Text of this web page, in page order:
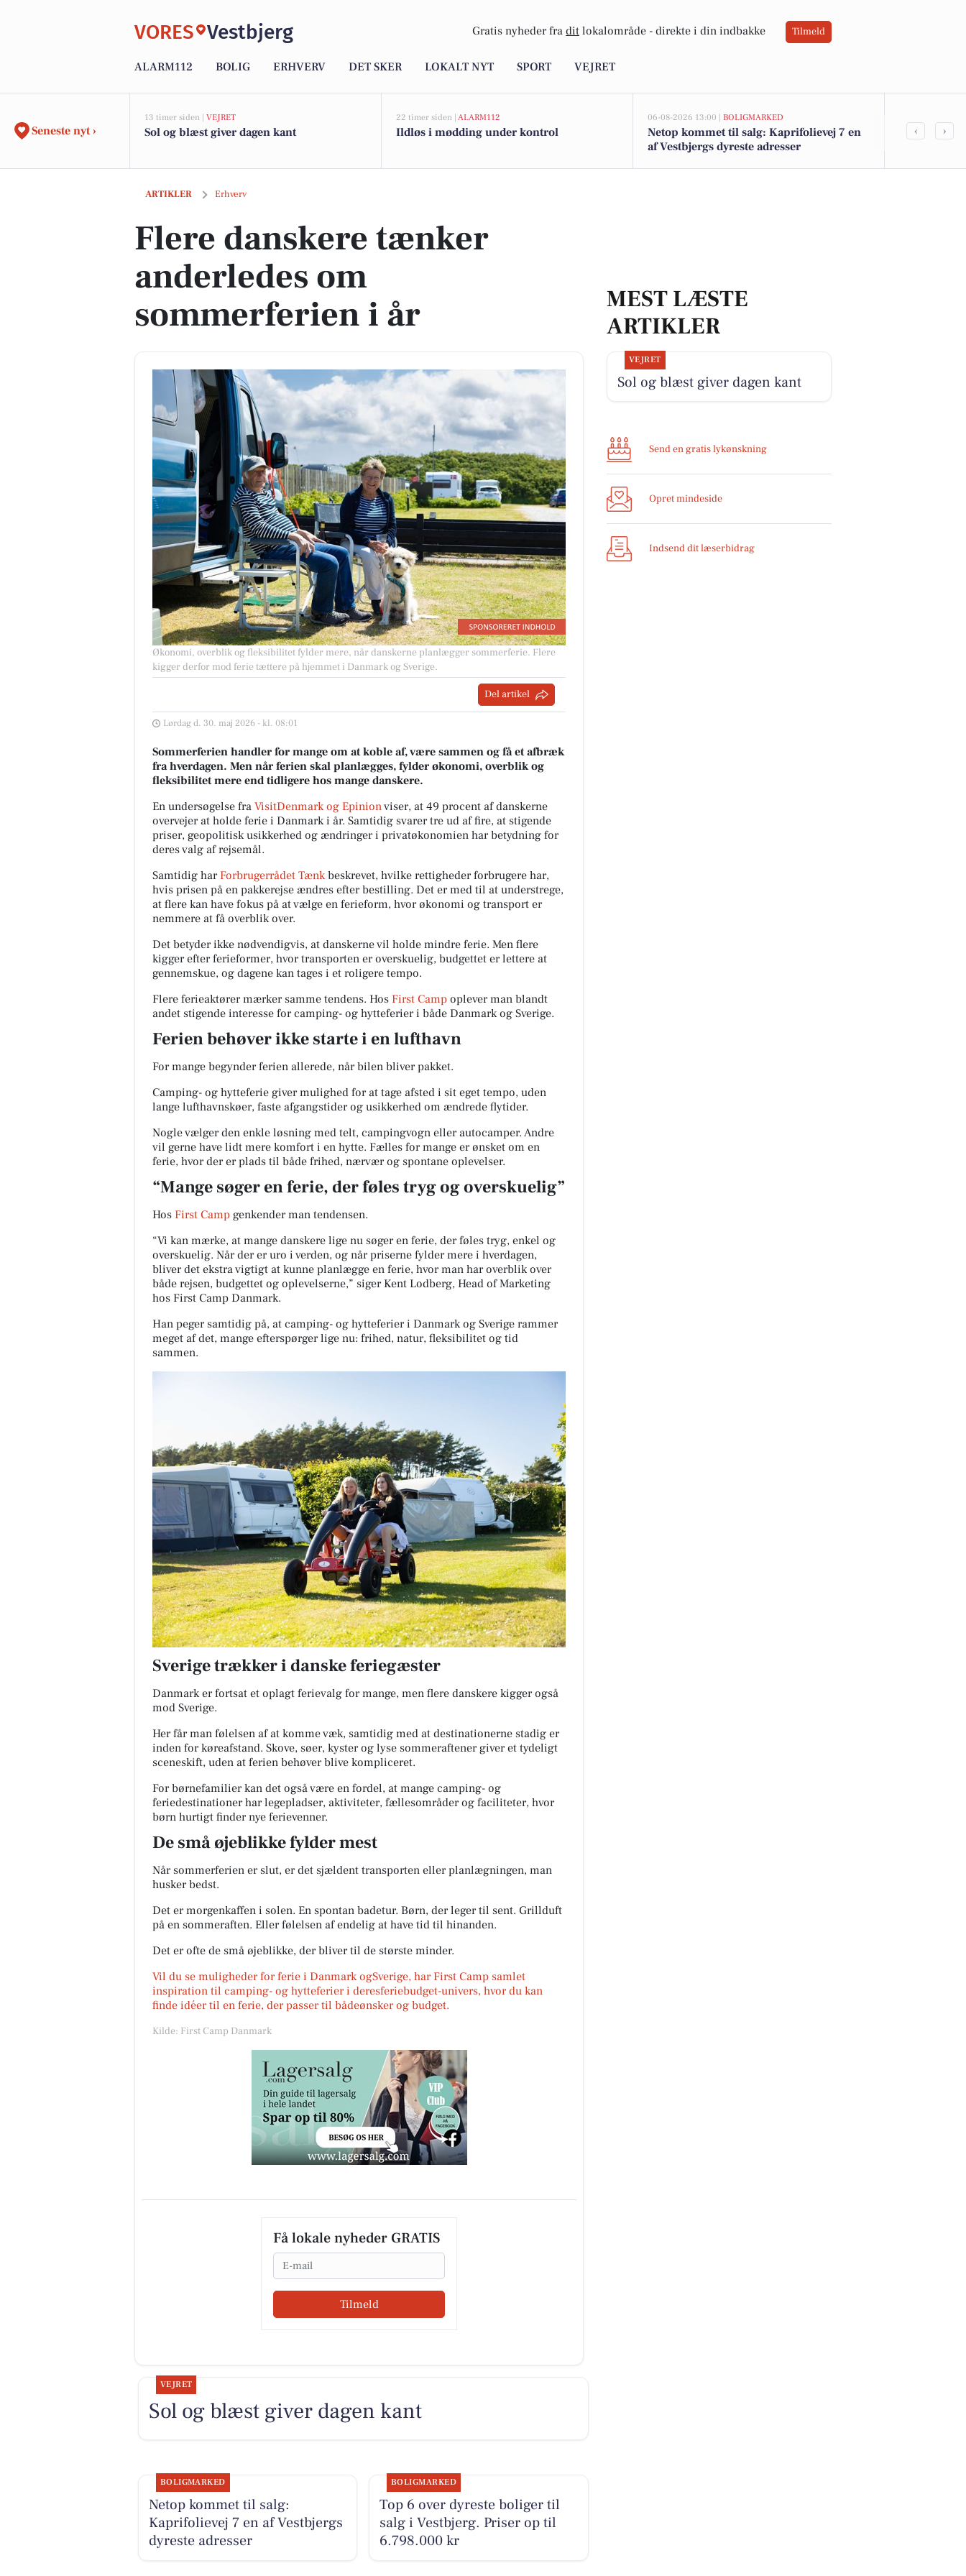
VORES Vestbjerg Gratis nyheder fra dit lokalområde - direkte i din indbakke Tilmeld
ALARM112 BOLIG ERHVERV DET SKER LOKALT NYT SPORT VEJRET
Seneste nyt ›
13 timer siden | VEJRET
Sol og blæst giver dagen kant
22 timer siden | ALARM112
Ildløs i mødding under kontrol
06-08-2026 13:00 | BOLIGMARKED
Netop kommet til salg: Kaprifolievej 7 en
af Vestbjergs dyreste adresser
Top 6 over
‹ ›
ARTIKLER Erhverv
Flere danskere tænker anderledes om sommerferien i år
Flere danskere tænker
anderledes om
sommerferien i år
Økonomi, overblik og fleksibilitet fylder mere, når danskerne planlægger sommerferie. Flere
kigger derfor mod ferie tættere på hjemmet i Danmark og Sverige.
Del artikel
Lørdag d. 30. maj 2026 - kl. 08:01
Sommerferien handler for mange om at koble af, være sammen og få et afbræk
fra hverdagen. Men når ferien skal planlægges, fylder økonomi, overblik og
fleksibilitet mere end tidligere hos mange danskere.
En undersøgelse fra VisitDenmark og Epinionviser, at 49 procent af danskerne
overvejer at holde ferie i Danmark i år. Samtidig svarer tre ud af fire, at stigende
priser, geopolitisk usikkerhed og ændringer i privatøkonomien har betydning for
deres valg af rejsemål.
Samtidig har Forbrugerrådet Tænkbeskrevet, hvilke rettigheder forbrugere har,
hvis prisen på en pakkerejse ændres efter bestilling. Det er med til at understrege,
at flere kan have fokus på at vælge en ferieform, hvor økonomi og transport er
nemmere at få overblik over.
Det betyder ikke nødvendigvis, at danskerne vil holde mindre ferie. Men flere
kigger efter ferieformer, hvor transporten er overskuelig, budgettet er lettere at
gennemskue, og dagene kan tages i et roligere tempo.
Flere ferieaktører mærker samme tendens. Hos First Camp oplever man blandt
andet stigende interesse for camping- og hytteferier i både Danmark og Sverige.
Ferien behøver ikke starte i en lufthavn
For mange begynder ferien allerede, når bilen bliver pakket.
Camping- og hytteferie giver mulighed for at tage afsted i sit eget tempo, uden
lange lufthavnskøer, faste afgangstider og usikkerhed om ændrede flytider.
Nogle vælger den enkle løsning med telt, campingvogn eller autocamper. Andre
vil gerne have lidt mere komfort i en hytte. Fælles for mange er ønsket om en
ferie, hvor der er plads til både frihed, nærvær og spontane oplevelser.
“Mange søger en ferie, der føles tryg og overskuelig”
Hos First Camp genkender man tendensen.
“Vi kan mærke, at mange danskere lige nu søger en ferie, der føles tryg, enkel og
overskuelig. Når der er uro i verden, og når priserne fylder mere i hverdagen,
bliver det ekstra vigtigt at kunne planlægge en ferie, hvor man har overblik over
både rejsen, budgettet og oplevelserne,” siger Kent Lodberg, Head of Marketing
hos First Camp Danmark.
Han peger samtidig på, at camping- og hytteferier i Danmark og Sverige rammer
meget af det, mange efterspørger lige nu: frihed, natur, fleksibilitet og tid
sammen.
Sverige trækker i danske feriegæster
Danmark er fortsat et oplagt ferievalg for mange, men flere danskere kigger også
mod Sverige.
Her får man følelsen af at komme væk, samtidig med at destinationerne stadig er
inden for køreafstand. Skove, søer, kyster og lyse sommeraftener giver et tydeligt
sceneskift, uden at ferien behøver blive kompliceret.
For børnefamilier kan det også være en fordel, at mange camping- og
feriedestinationer har legepladser, aktiviteter, fællesområder og faciliteter, hvor
børn hurtigt finder nye ferievenner.
De små øjeblikke fylder mest
Når sommerferien er slut, er det sjældent transporten eller planlægningen, man
husker bedst.
Det er morgenkaffen i solen. En spontan badetur. Børn, der leger til sent. Grillduft
på en sommeraften. Eller følelsen af endelig at have tid til hinanden.
Det er ofte de små øjeblikke, der bliver til de største minder.
Vil du se muligheder for ferie i Danmark ogSverige, har First Camp samlet
inspiration til camping- og hytteferier i deresferiebudget-univers, hvor du kan
finde idéer til en ferie, der passer til bådeønsker og budget.
Kilde: First Camp Danmark
Få lokale nyheder GRATIS
Email
Tilmeld
MEST LÆSTE
ARTIKLER
VEJRET
Sol og blæst giver dagen kant
Send en gratis lykønskning
Opret mindeside
Indsend dit læserbidrag
VEJRET
Sol og blæst giver dagen kant
BOLIGMARKED
Netop kommet til salg:
Kaprifolievej 7 en af Vestbjergs
dyreste adresser
BOLIGMARKED
Top 6 over dyreste boliger til
salg i Vestbjerg. Priser op til
6.798.000 kr